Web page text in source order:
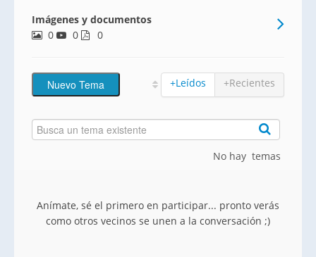
Mallorca, dentro de un entorno
residencial con zona comunitaria
Imágenes y documentos
0
0 0
+Leídos +Recientes
No hay temas
Anímate, sé el primero en participar... pronto verás
como otros vecinos se unen a la conversación ;)